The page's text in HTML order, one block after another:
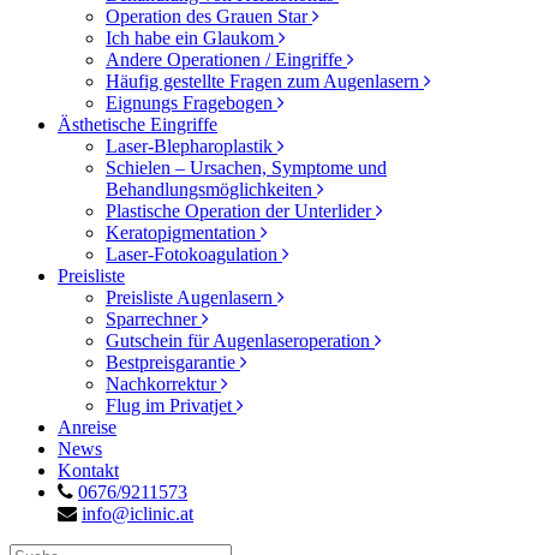
Operation des Grauen Star
Ich habe ein Glaukom
Andere Operationen / Eingriffe
Häufig gestellte Fragen zum Augenlasern
Eignungs Fragebogen
Ästhetische Eingriffe
Laser-Blepharoplastik
Schielen – Ursachen, Symptome und
Behandlungsmöglichkeiten
Plastische Operation der Unterlider
Keratopigmentation
Laser-Fotokoagulation
Preisliste
Preisliste Augenlasern
Sparrechner
Gutschein für Augenlaseroperation
Bestpreisgarantie
Nachkorrektur
Flug im Privatjet
Anreise
News
Kontakt
0676/9211573
info@iclinic.at